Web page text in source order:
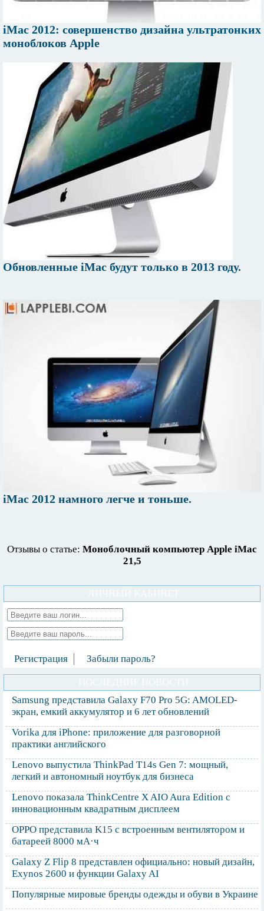
iMac 2012: совершенство дизайна ультратонких
моноблоков Apple
Обновленные iMac будут только в 2013 году.
iMac 2012 намного легче и тоньше.
Отзывы о статье: Моноблочный компьютер Apple iMac
21,5
Регистрация Забыли пароль?
Samsung представила Galaxy F70 Pro 5G: AMOLED-
экран, емкий аккумулятор и 6 лет обновлений
Vorika для iPhone: приложение для разговорной
практики английского
Lenovo выпустила ThinkPad T14s Gen 7: мощный,
легкий и автономный ноутбук для бизнеса
Lenovo показала ThinkCentre X AIO Aura Edition с
инновационным квадратным дисплеем
OPPO представила K15 с встроенным вентилятором и
батареей 8000 мА·ч
Galaxy Z Flip 8 представлен официально: новый дизайн,
Exynos 2600 и функции Galaxy AI
Популярные мировые бренды одежды и обуви в Украине